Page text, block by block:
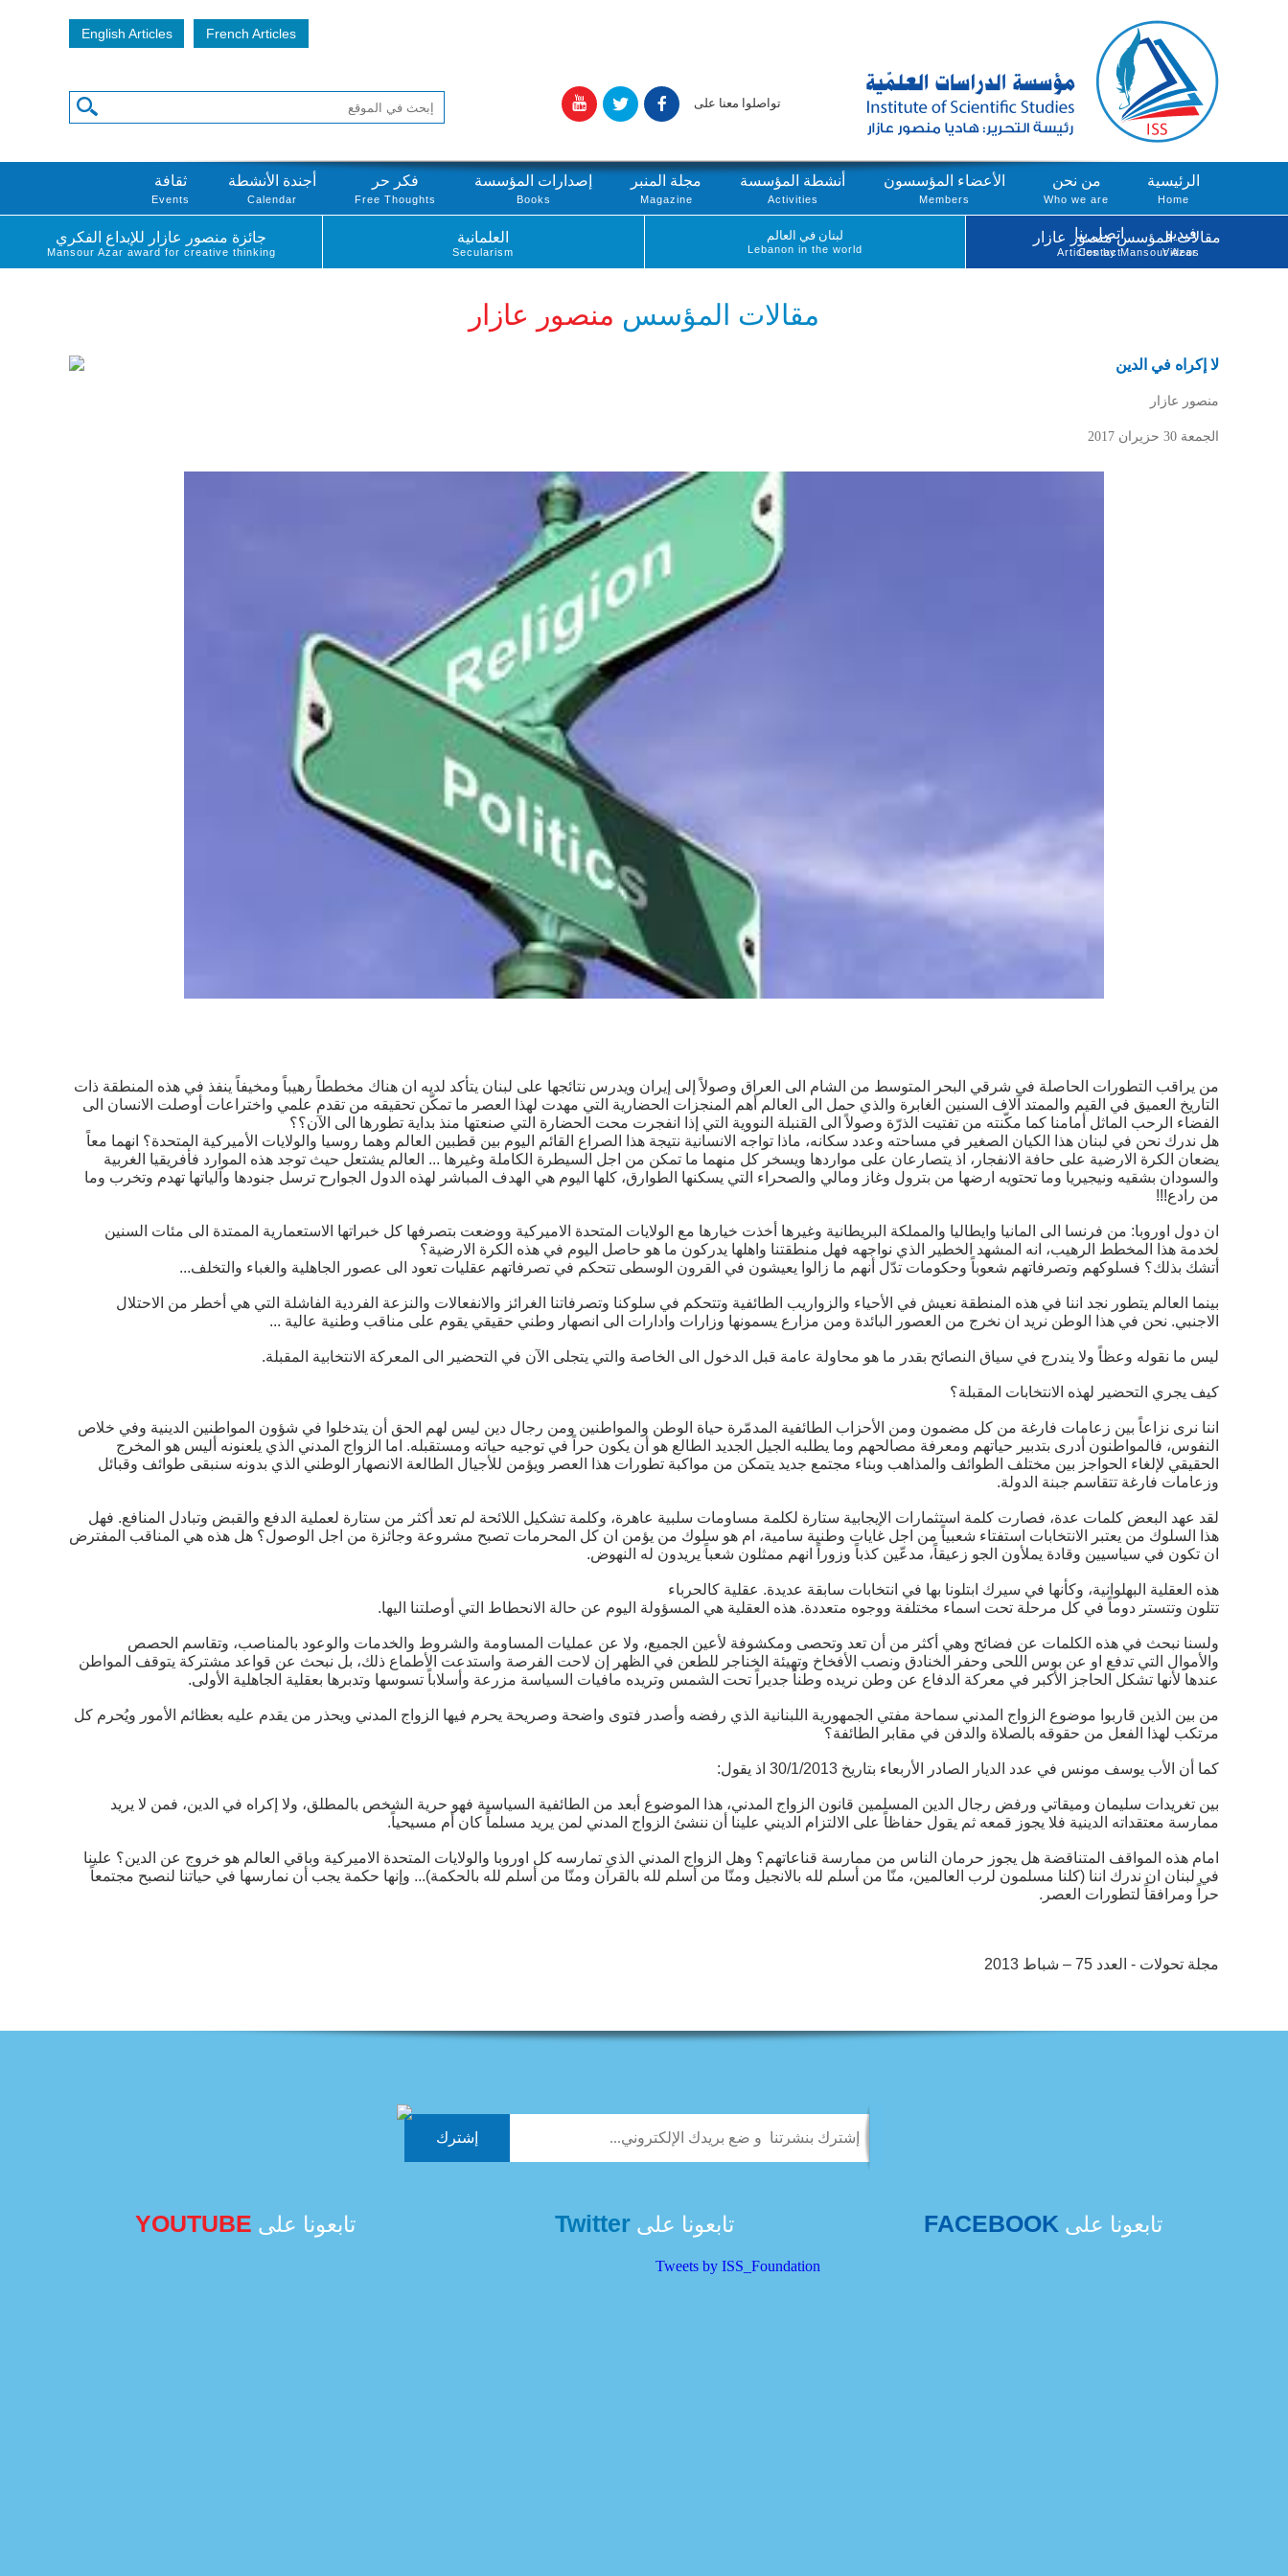
English Articles French Articles
تواصلوا معنا على
الرئيسية
Home
من نحن
Who we are
الأعضاء المؤسسون
Members
أنشطة المؤسسة
Activities
مجلة المنبر
Magazine
إصدارات المؤسسة
Books
فكر حر
Free Thoughts
أجندة الأنشطة
Calendar
ثقافة
Events
فيديو
Videos
اتصل بنا
Contact
مقالات المؤسس منصور عازار
Articles by Mansour Azar
لبنان في العالم
Lebanon in the world
العلمانية
Secularism
جائزة منصور عازار للإبداع الفكري
Mansour Azar award for creative thinking
مقالات المؤسس منصور عازار
لا إكراه في الدين
منصور عازار
الجمعة 30 حزيران 2017
من يراقب التطورات الحاصلة في شرقي البحر المتوسط من الشام الى العراق وصولاً إلى إيران ويدرس نتائجها على لبنان يتأكد لديه ان هناك مخططاً رهيباً ومخيفاً ينفذ في هذه المنطقة ذات
التاريخ العميق في القيم والممتد آلاف السنين الغابرة والذي حمل الى العالم أهم المنجزات الحضارية التي مهدت لهذا العصر ما تمكّن تحقيقه من تقدم علمي واختراعات أوصلت الانسان الى
الفضاء الرحب الماثل أمامنا كما مكّنته من تفتيت الذرّة وصولاً الى القنبلة النووية التي إذا انفجرت محت الحضارة التي صنعتها منذ بداية تطورها الى الآن؟؟
هل ندرك نحن في لبنان هذا الكيان الصغير في مساحته وعدد سكانه، ماذا تواجه الانسانية نتيجة هذا الصراع القائم اليوم بين قطبين العالم وهما روسيا والولايات الأميركية المتحدة؟ انهما معاً
يضعان الكرة الارضية على حافة الانفجار، اذ يتصارعان على مواردها ويسخر كل منهما ما تمكن من اجل السيطرة الكاملة وغيرها ... العالم يشتعل حيث توجد هذه الموارد فأفريقيا الغربية
والسودان بشقيه ونيجيريا وما تحتويه ارضها من بترول وغاز ومالي والصحراء التي يسكنها الطوارق، كلها اليوم هي الهدف المباشر لهذه الدول الجوارح ترسل جنودها وآلياتها تهدم وتخرب وما
من رادع!!!
ان دول اوروبا: من فرنسا الى المانيا وايطاليا والمملكة البريطانية وغيرها أخذت خيارها مع الولايات المتحدة الاميركية ووضعت بتصرفها كل خبراتها الاستعمارية الممتدة الى مئات السنين
لخدمة هذا المخطط الرهيب، انه المشهد الخطير الذي نواجهه فهل منطقتنا واهلها يدركون ما هو حاصل اليوم في هذه الكرة الارضية؟
أتشك بذلك؟ فسلوكهم وتصرفاتهم شعوباً وحكومات تدّل أنهم ما زالوا يعيشون في القرون الوسطى تتحكم في تصرفاتهم عقليات تعود الى عصور الجاهلية والغباء والتخلف...
بينما العالم يتطور نجد اننا في هذه المنطقة نعيش في الأحياء والزواريب الطائفية وتتحكم في سلوكنا وتصرفاتنا الغرائز والانفعالات والنزعة الفردية الفاشلة التي هي أخطر من الاحتلال
الاجنبي. نحن في هذا الوطن نريد ان نخرج من العصور البائدة ومن مزارع يسمونها وزارات وادارات الى انصهار وطني حقيقي يقوم على مناقب وطنية عالية ...
ليس ما نقوله وعظاً ولا يندرج في سياق النصائح بقدر ما هو محاولة عامة قبل الدخول الى الخاصة والتي يتجلى الآن في التحضير الى المعركة الانتخابية المقبلة.
كيف يجري التحضير لهذه الانتخابات المقبلة؟
اننا نرى نزاعاً بين زعامات فارغة من كل مضمون ومن الأحزاب الطائفية المدمّرة حياة الوطن والمواطنين ومن رجال دين ليس لهم الحق أن يتدخلوا في شؤون المواطنين الدينية وفي خلاص
النفوس، فالمواطنون أدرى بتدبير حياتهم ومعرفة مصالحهم وما يطلبه الجيل الجديد الطالع هو أن يكون حراً في توجيه حياته ومستقبله. اما الزواج المدني الذي يلعنونه أليس هو المخرج
الحقيقي لإلغاء الحواجز بين مختلف الطوائف والمذاهب وبناء مجتمع جديد يتمكن من مواكبة تطورات هذا العصر ويؤمن للأجيال الطالعة الانصهار الوطني الذي بدونه سنبقى طوائف وقبائل
وزعامات فارغة تتقاسم جبنة الدولة.
لقد عهد البعض كلمات عدة، فصارت كلمة استثمارات الإيجابية ستارة لكلمة مساومات سلبية عاهرة، وكلمة تشكيل اللائحة لم تعد أكثر من ستارة لعملية الدفع والقبض وتبادل المنافع. فهل
هذا السلوك من يعتبر الانتخابات استفتاء شعبياً من اجل غايات وطنية سامية، ام هو سلوك من يؤمن ان كل المحرمات تصبح مشروعة وجائزة من اجل الوصول؟ هل هذه هي المناقب المفترض
ان تكون في سياسيين وقادة يملأون الجو زعيقاً، مدعّين كذباً وزوراً انهم ممثلون شعباً يريدون له النهوض.
هذه العقلية البهلوانية، وكأنها في سيرك ابتلونا بها في انتخابات سابقة عديدة. عقلية كالحرباء
تتلون وتتستر دوماً في كل مرحلة تحت اسماء مختلفة ووجوه متعددة. هذه العقلية هي المسؤولة اليوم عن حالة الانحطاط التي أوصلتنا اليها.
ولسنا نبحث في هذه الكلمات عن فضائح وهي أكثر من أن تعد وتحصى ومكشوفة لأعين الجميع، ولا عن عمليات المساومة والشروط والخدمات والوعود بالمناصب، وتقاسم الحصص
والأموال التي تدفع او عن بوس اللحى وحفر الخنادق ونصب الأفخاخ وتهيئة الخناجر للطعن في الظهر إن لاحت الفرصة واستدعت الأطماع ذلك، بل نبحث عن قواعد مشتركة يتوقف المواطن
عندها لأنها تشكل الحاجز الأكبر في معركة الدفاع عن وطن نريده وطناً جديراً تحت الشمس وتريده مافيات السياسة مزرعة وأسلاباً تسوسها وتدبرها بعقلية الجاهلية الأولى.
من بين الذين قاربوا موضوع الزواج المدني سماحة مفتي الجمهورية اللبنانية الذي رفضه وأصدر فتوى واضحة وصريحة يحرم فيها الزواج المدني ويحذر من يقدم عليه بعظائم الأمور ويُحرم كل
مرتكب لهذا الفعل من حقوقه بالصلاة والدفن في مقابر الطائفة؟
كما أن الأب يوسف مونس في عدد الديار الصادر الأربعاء بتاريخ 30/1/2013 اذ يقول:
بين تغريدات سليمان وميقاتي ورفض رجال الدين المسلمين قانون الزواج المدني، هذا الموضوع أبعد من الطائفية السياسية فهو حرية الشخص بالمطلق، ولا إكراه في الدين، فمن لا يريد
ممارسة معتقداته الدينية فلا يجوز قمعه ثم يقول حفاظاً على الالتزام الديني علينا أن ننشئ الزواج المدني لمن يريد مسلماً كان أم مسيحياً.
امام هذه المواقف المتناقضة هل يجوز حرمان الناس من ممارسة قناعاتهم؟ وهل الزواج المدني الذي تمارسه كل اوروبا والولايات المتحدة الاميركية وباقي العالم هو خروج عن الدين؟ علينا
في لبنان ان ندرك اننا (كلنا مسلمون لرب العالمين، منّا من أسلم لله بالانجيل ومنّا من أسلم لله بالقرآن ومنّا من أسلم لله بالحكمة)... وإنها حكمة يجب أن نمارسها في حياتنا لنصبح مجتمعاً
حراً ومرافقاً لتطورات العصر.
مجلة تحولات - العدد 75 – شباط 2013
تابعونا على FACEBOOK تابعونا علىTwitter
Tweets by ISS_Foundation
تابعونا على YOUTUBE